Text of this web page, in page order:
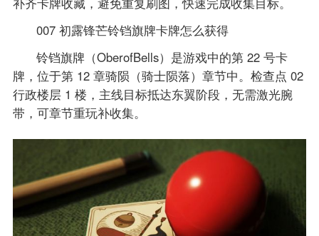
007 初露锋芒铃铛旗牌卡牌怎么获得
铃铛旗牌（OberofBells）是游戏中的第 22 号卡
牌，位于第 12 章骑陨（骑士陨落）章节中。检查点 02
行政楼层 1 楼，主线目标抵达东翼阶段，无需激光腕
带，可章节重玩补收集。